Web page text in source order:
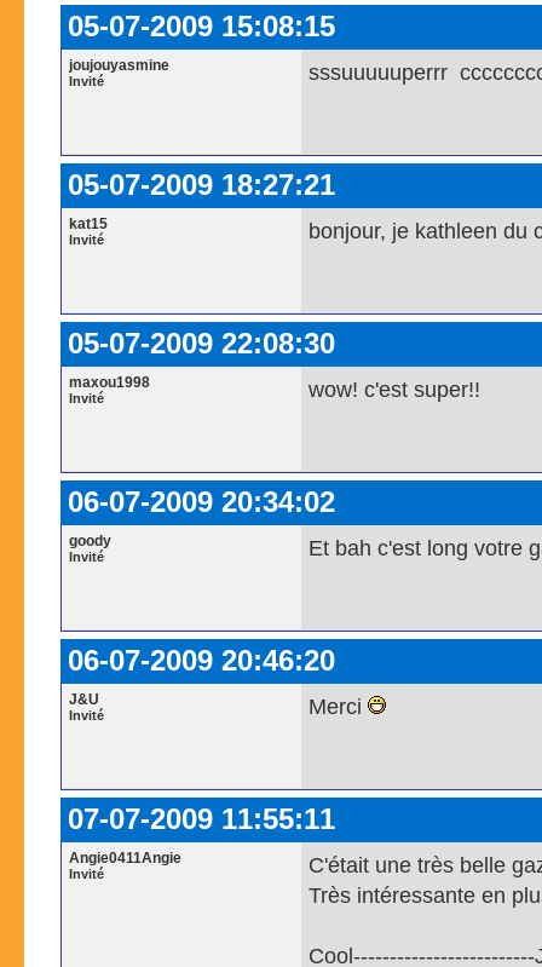
05-07-2009 15:08:15
joujouyasmine
Invité sssuuuuuperrr
05-07-2009 18:27:21
kat15
Invité bonjour, je kathleen du
05-07-2009 22:08:30
maxou1998
Invité wow! c'est super!!
06-07-2009 20:34:02
goody
Invité Et bah c'est long votre
06-07-2009 20:46:20
J&U
Invité Merci
07-07-2009 11:55:11
Angie0411Angie
Invité
C'était une très belle
Très intéressante en